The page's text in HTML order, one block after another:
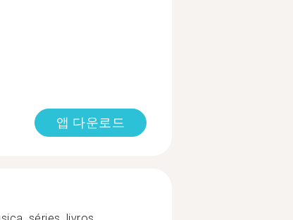
앱 다운로드